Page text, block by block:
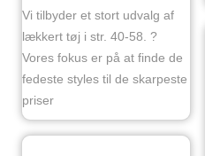
Vi tilbyder et stort udvalg af
lækkert tøj i str. 40-58. ?
Vores fokus er på at finde de
fedeste styles til de skarpeste
priser